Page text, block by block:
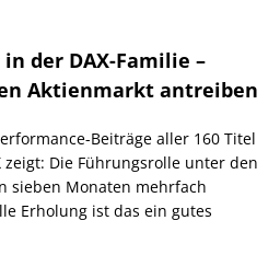
der DAX-Familie –
Aktienmarkt antreiben
Beiträge aller 160 Titel
zeigt: Die Führungsrolle unter den
sieben Monaten mehrfach
Erholung ist das ein gutes